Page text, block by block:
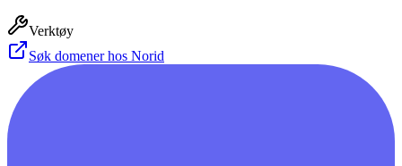
Verktøy
Søk domener hos Norid